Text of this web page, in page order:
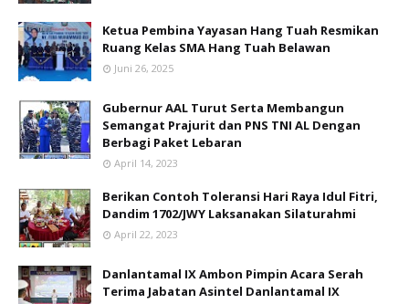
Ketua Pembina Yayasan Hang Tuah Resmikan
Ruang Kelas SMA Hang Tuah Belawan
Juni 26, 2025
Gubernur AAL Turut Serta Membangun
Semangat Prajurit dan PNS TNI AL Dengan
Berbagi Paket Lebaran
April 14, 2023
Berikan Contoh Toleransi Hari Raya Idul Fitri,
Dandim 1702/JWY Laksanakan Silaturahmi
April 22, 2023
Danlantamal IX Ambon Pimpin Acara Serah
Terima Jabatan Asintel Danlantamal IX